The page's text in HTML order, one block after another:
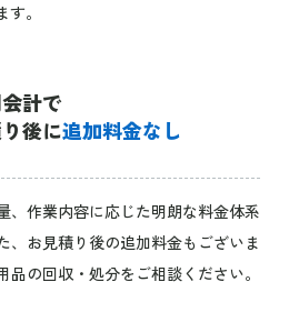
。
計で
後に追加料金なし
、作業内容に応じた明朗な料金体系
、お見積り後の追加料金もございま
の回収・処分をご相談ください。